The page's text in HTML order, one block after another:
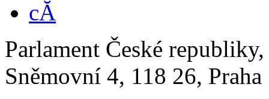
Parlament České
Sněmovní 4, 118 26,